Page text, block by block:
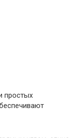
простых